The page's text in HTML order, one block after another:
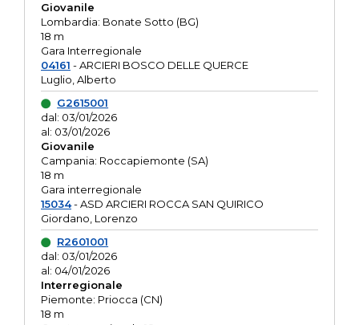
Giovanile
Lombardia: Bonate Sotto (BG)
18 m
Gara Interregionale
04161 - ARCIERI BOSCO DELLE QUERCE
Luglio, Alberto
G2615001
dal: 03/01/2026
al: 03/01/2026
Giovanile
Campania: Roccapiemonte (SA)
18 m
Gara interregionale
15034- ASD ARCIERI ROCCA SAN QUIRICO
Giordano, Lorenzo
R2601001
dal: 03/01/2026
al: 04/01/2026
Interregionale
Piemonte: Priocca (CN)
18 m